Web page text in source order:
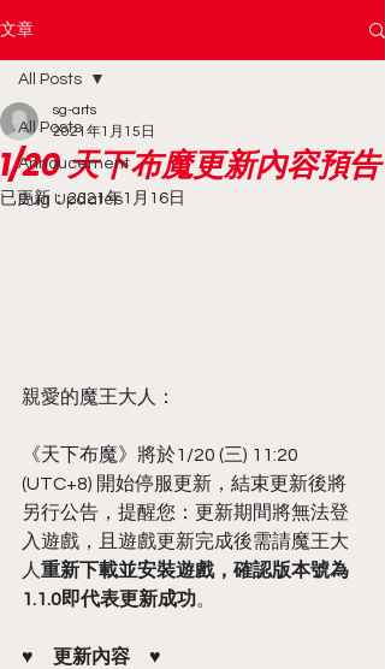
文章
All Posts
Annoucement
Bug Updates
All Posts
1/20 天下布魔更新內容預告
sg-arts
2021年1月15日
已更新：2021年1月16日
親愛的魔王大人：
《天下布魔》將於1/20 (三) 11:20
(UTC+8) 開始停服更新，結束更新後將
另行公告，提醒您：更新期間將無法登
入遊戲，且遊戲更新完成後需請魔王大
人 重新下載並安裝遊戲，確認版本號為
1.1.0即代表更新成功。
♥　更新內容　♥